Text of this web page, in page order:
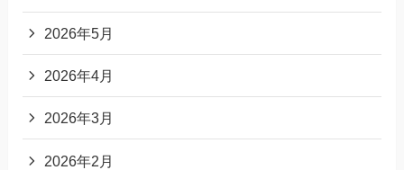
2026年5月
2026年4月
2026年3月
2026年2月